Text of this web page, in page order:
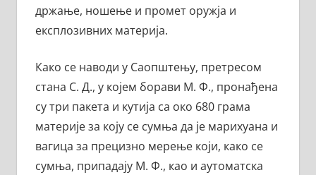
држање, ношење и промет оружја и
експлозивних материја.
Како се наводи у Саопштењу, претресом
стана С. Д., у којем борави М. Ф., пронађена
су три пакета и кутија са око 680 грама
материје за коју се сумња да је марихуана и
вагица за прецизно мерење који, како се
сумња, припадају М. Ф., као и аутоматска